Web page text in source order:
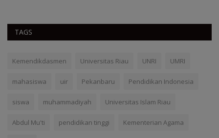
TAGS
Kemendikdasmen Universitas Riau UNRI UMRI
mahasiswa uir Pekanbaru Pendidikan Indonesia
siswa muhammadiyah Universitas Islam Riau
Abdul Mu'ti pendidikan tinggi Kementerian Agama